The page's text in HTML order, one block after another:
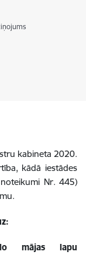
kabineta 2020.
kādā iestādes
Nr. 445)
mājas lapu